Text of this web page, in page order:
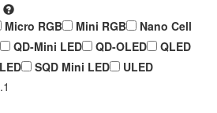
Micro RGB Mini RGB
Nano Cell
QD-Mini LED QD-OLED
QLED
SQD Mini LED
ULED